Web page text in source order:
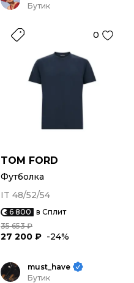
Бутик
0
TOM FORD
Футболка
IT 48/52/54
6 800 в Сплит
35 653 ₽
27 200 ₽ -24%
must_have
Бутик